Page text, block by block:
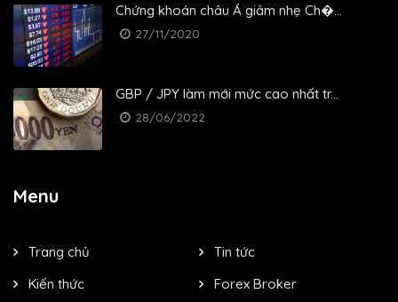
Chứng khoán châu Á giảm nhẹ Ch�...
27/11/2020
GBP / JPY làm mới mức cao nhất tr...
28/06/2022
Menu
Trang chủ
Tin tức
Kiến thức
Forex Broker